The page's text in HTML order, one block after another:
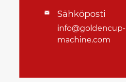
 Sähköposti
info@goldencup-
machine.com